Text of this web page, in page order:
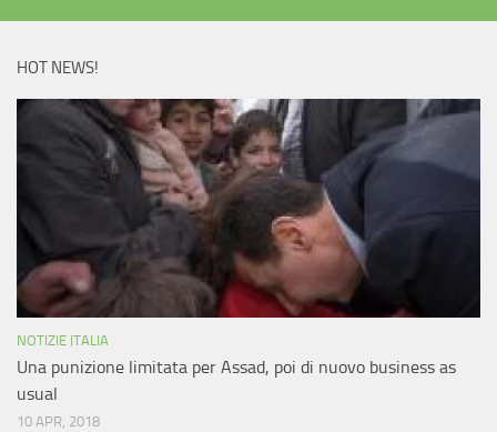
HOT NEWS!
NOTIZIE ITALIA
Una punizione limitata per Assad, poi di nuovo business as
usual
10 APR, 2018